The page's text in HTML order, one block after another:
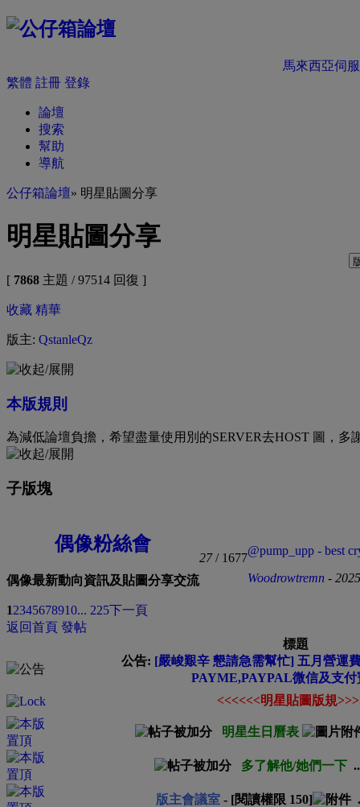
馬來西亞伺
繁體 註冊 登錄
論壇
搜索
幫助
導航
公仔箱論壇» 明星貼圖分享
明星貼圖分享
[ 7868 主題 / 97514 回復 ]
收藏 精華
版主: QstanleQz
本版規則
為減低論壇負擔，希望盡量使用別的SERVER去HOST 圖，多
子版塊
偶像粉絲會
偶像最新動向資訊及貼圖分享交流
27/ 1677
@pump_upp - best
Woodrowtremn -
12345678910... 225下一頁
返回首頁 發帖
標題
公告: [嚴峻艱辛 懇請急需幫忙] 五月營運
PAYME,PAYPAL微信及支付
<<<<<<明星貼圖版規
明星生日曆表
多了解他/她們一下
版主會議室 - [閱讀權限 150]